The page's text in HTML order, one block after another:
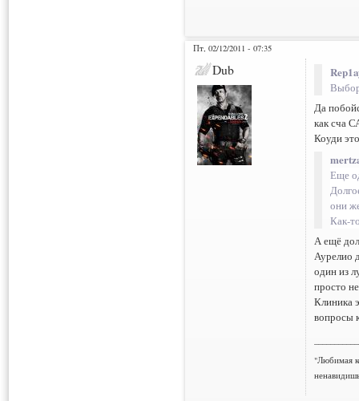
Пт, 02/12/2011 - 07:35
Dub
Да
как сча
Коуди
Еще
они
Как-
А ещё
Аурелио
один из
просто
Клиника
вопросы
"Любимая